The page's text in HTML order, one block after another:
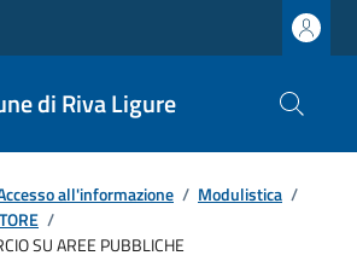
di Riva Ligure
all'informazione / Modulistica /
/
SU AREE PUBBLICHE